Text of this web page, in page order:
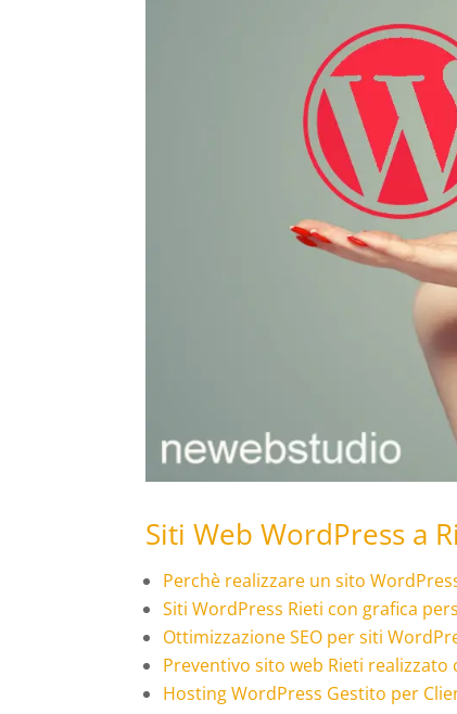
Siti Web WordPress a
Perchè realizzare un sito
Siti WordPress Rieti con grafica
Ottimizzazione SEO per siti
Preventivo sito web Rieti realizzato
Hosting WordPress Gestito per